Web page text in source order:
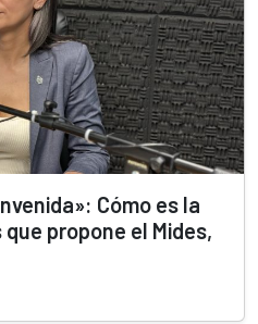
Cómo es la
propone el Mides,